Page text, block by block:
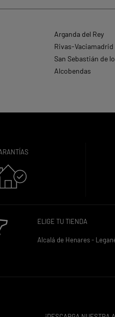
Arganda del Rey
Rivas-Vaciamadrid
San Sebastián de
Alcobendas
ELIGE TU TIENDA
Alcalá de Henares -